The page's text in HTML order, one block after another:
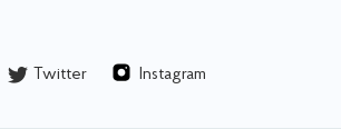
Twitter Instagram